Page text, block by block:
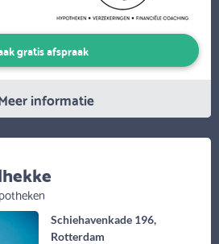
gratis afspraak
informatie
Schiehavenkade 196,
Rotterdam